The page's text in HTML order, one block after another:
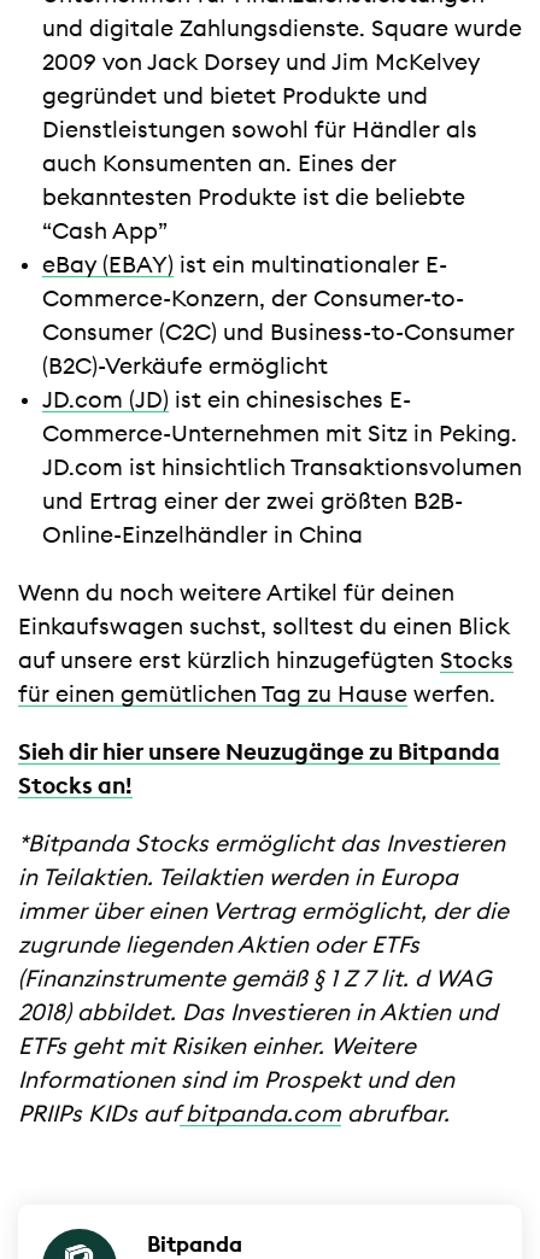
und digitale Zahlungsdienste. Square wurde
2009 von Jack Dorsey und Jim McKelvey
gegründet und bietet Produkte und
Dienstleistungen sowohl für Händler als
auch Konsumenten an. Eines der
bekanntesten Produkte ist die beliebte
“Cash App”
eBay (EBAY) ist ein multinationaler E-
Commerce-Konzern, der Consumer-to-
Consumer (C2C) und Business-to-Consumer
(B2C)-Verkäufe ermöglicht
JD.com (JD) ist ein chinesisches E-
Commerce-Unternehmen mit Sitz in Peking.
JD.com ist hinsichtlich Transaktionsvolumen
und Ertrag einer der zwei größten B2B-
Online-Einzelhändler in China
Wenn du noch weitere Artikel für deinen
Einkaufswagen suchst, solltest du einen Blick
auf unsere erst kürzlich hinzugefügten Stocks
für einen gemütlichen Tag zu Hause werfen.
Sieh dir hier unsere Neuzugänge zu Bitpanda
Stocks an!
*Bitpanda Stocks ermöglicht das Investieren
in Teilaktien. Teilaktien werden in Europa
immer über einen Vertrag ermöglicht, der die
zugrunde liegenden Aktien oder ETFs
(Finanzinstrumente gemäß § 1 Z 7 lit. d WAG
2018) abbildet. Das Investieren in Aktien und
ETFs geht mit Risiken einher. Weitere
Informationen sind im Prospekt und den
PRIIPs KIDs aufbitpanda.com abrufbar.
Bitpanda